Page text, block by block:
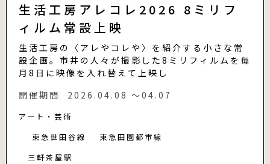
生活工房アレコレ2026 8ミリフ
ィルム常設上映
生活工房の〈アレやコレや〉を紹介する小さな常
設企画。市井の人々が撮影した8ミリフィルムを毎
月8日に映像を入れ替えて上映し
開催期間
2026.04.08 〜04.07
アート・芸術
東急世田谷線
東急田園都市線
三軒茶屋駅